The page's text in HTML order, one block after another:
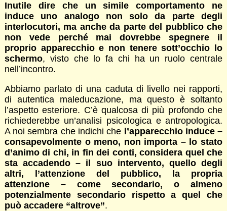
Inutile dire che un simile comportamento ne
induce uno analogo non solo da parte degli
interlocutori, ma anche da parte del pubblico che
non vede perché mai dovrebbe spegnere il
proprio apparecchio e non tenere sott’occhio lo
schermo, visto che lo fa chi ha un ruolo centrale
nell’incontro.
Abbiamo parlato di una caduta di livello nei rapporti,
di autentica maleducazione, ma questo è soltanto
l’aspetto esteriore. C’è qualcosa di più profondo che
richiederebbe un’analisi psicologica e antropologica.
A noi sembra che indichi che l’apparecchio induce –
consapevolmente o meno, non importa – lo stato
d’animo di chi, in fin dei conti, considera quel che
sta accadendo – il suo intervento, quello degli
altri, l’attenzione del pubblico, la propria
attenzione – come secondario, o almeno
potenzialmente secondario rispetto a quel che
può accadere “altrove”.